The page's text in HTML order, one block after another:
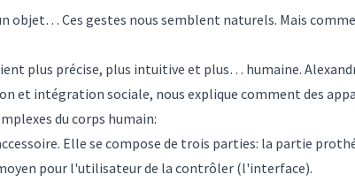
objet… Ces gestes nous semblent naturels. Mais
plus précise, plus intuitive et plus… humaine.
et intégration sociale, nous explique comment des
du corps humain:
Elle se compose de trois parties: la partie
pour l'utilisateur de la contrôler (l'interface).